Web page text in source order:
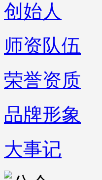
创始人
师资队伍
荣誉资质
品牌形象
大事记